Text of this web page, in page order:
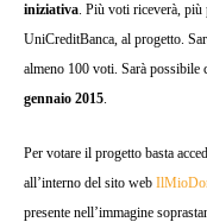
iniziativa. Più voti riceverà, più
UniCreditBanca, al progetto.
almeno 100 voti. Sarà
gennaio 2015.
Per votare il progetto basta
all’interno del sito web
presente nell’immagine